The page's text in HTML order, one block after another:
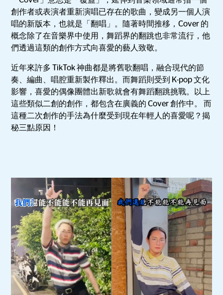
創作者或表演者重新演唱已存在的歌曲，變成另一個人演
唱的新版本，也就是「翻唱」。隨著時間推移，Cover 的
概念除了在音樂界中使用，舞蹈界的翻跳也非常流行，他
們透過這類的創作方式向喜愛的藝人致敬。
近年來許多 TikTok 神曲都是將舊歌翻唱，融合現代的節
奏、編曲、唱腔重新製作釋出。而舞蹈則受到 K-pop 文化
影響，喜愛的偶像團體出新歌就會有舞蹈翻跳挑戰。以上
這些類似二創的創作，都包含在廣義的 Cover 創作中。 而
這種二次創作的手法為什麼受到現在年輕人的喜愛呢？揭
秘三點原因！